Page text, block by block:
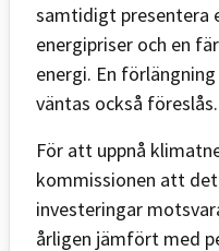
samtidigt presentera
energipriser och en
energi. En
väntas också föreslås.
För att uppnå
kommissionen att
investeringar
årligen jämfört med